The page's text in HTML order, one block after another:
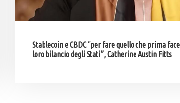
Stablecoin e CBDC “per fare quello che prima
loro bilancio degli Stati”, Catherine Austin Fitts